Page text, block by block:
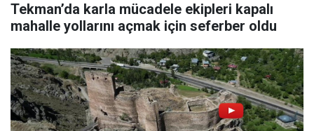
Tekman’da karla mücadele ekipleri kapalı
mahalle yollarını açmak için seferber oldu